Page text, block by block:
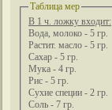
Таблица мер
В 1 ч. ложку входит:
Вода, молоко - 5 гр.
Растит. масло - 5 гр.
Сахар - 5 гр.
Мука - 4 гр.
Рис - 5 гр.
Сухие специи - 2 гр.
Соль - 7 гр.